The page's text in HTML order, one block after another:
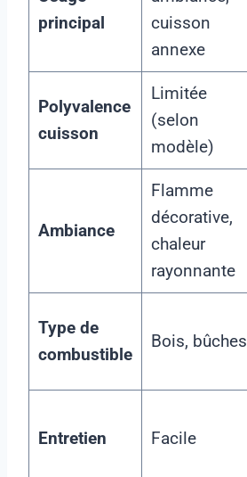
principal
cuisson
annexe
Polyvalence
cuisson
Limitée
(selon
modèle)
Ambiance
Flamme
décorative,
chaleur
rayonnante
Type de
combustible
Bois, bûches
Entretien Facile